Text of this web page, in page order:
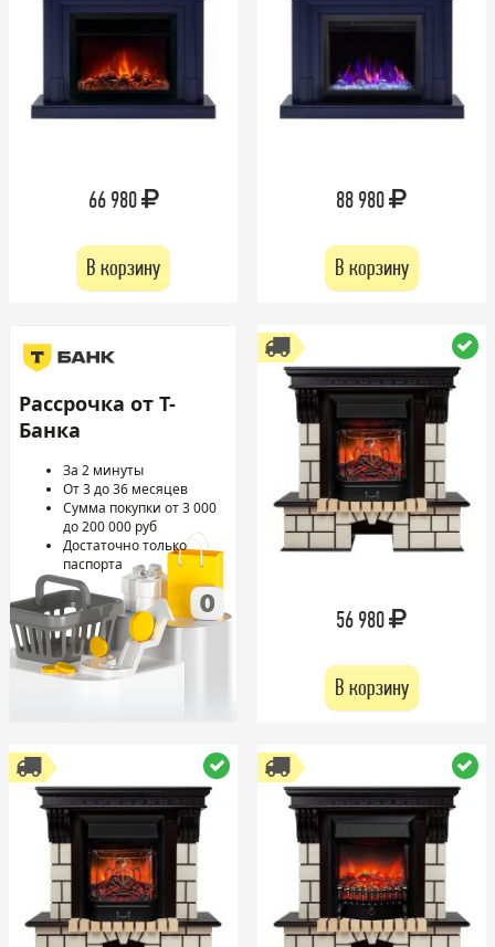
66 980
В корзину
88 980
В корзину
Рассрочка от Т-
Банка
За 2 минуты
От 3 до 36 месяцев
Сумма покупки от 3 000
до 200 000 руб
Достаточно только
паспорта
56 980
В корзину